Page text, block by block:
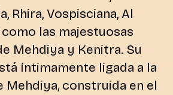
Rhira, Vospisciana, Al
como las majestuosas
Mehdiya y Kenitra. Su
íntimamente ligada a la
Mehdiya, construida en el